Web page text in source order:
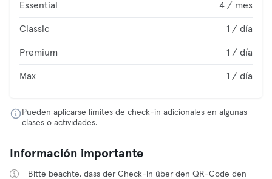
Essential 4 / mes
Classic 1 / día
Premium 1 / día
Max 1 / día
Pueden aplicarse límites de check-in adicionales en algunas
clases o actividades.
Información importante
Bitte beachte, dass der Check-in über den QR-Code den